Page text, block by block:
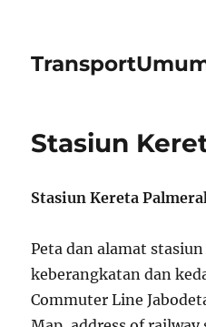
Stasiun
Stasiun Kereta
Peta dan alamat
keberangkatan dan
Commuter Line